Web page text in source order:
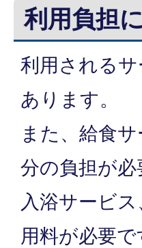
利用負担
利用される
あります。
また、給食
分の負担が必
入浴サービ
用料が必要で